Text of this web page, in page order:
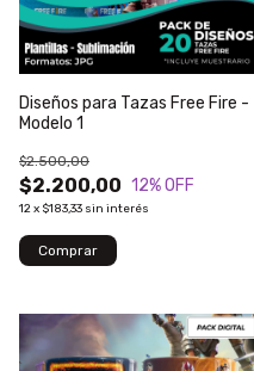
Diseños para Tazas Free Fire -
Modelo 1
$2.200,00
$2.500,00
12% OFF
12x $183,33 sin interés